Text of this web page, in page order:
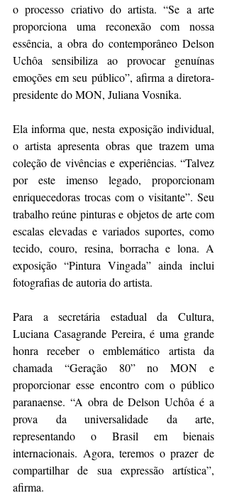
o processo criativo do artista. “Se a arte
proporciona uma reconexão com nossa
essência, a obra do contemporâneo Delson
Uchôa sensibiliza ao provocar genuínas
emoções em seu público”, afirma a diretora-
presidente do MON, Juliana Vosnika.
Ela informa que, nesta exposição individual,
o artista apresenta obras que trazem uma
coleção de vivências e experiências. “Talvez
por este imenso legado, proporcionam
enriquecedoras trocas com o visitante”. Seu
trabalho reúne pinturas e objetos de arte com
escalas elevadas e variados suportes, como
tecido, couro, resina, borracha e lona. A
exposição “Pintura Vingada” ainda inclui
fotografias de autoria do artista.
Para a secretária estadual da Cultura,
Luciana Casagrande Pereira, é uma grande
honra receber o emblemático artista da
chamada “Geração 80” no MON e
proporcionar esse encontro com o público
paranaense. “A obra de Delson Uchôa é a
prova da universalidade da arte,
representando o Brasil em bienais
internacionais. Agora, teremos o prazer de
compartilhar de sua expressão artística”,
afirma.